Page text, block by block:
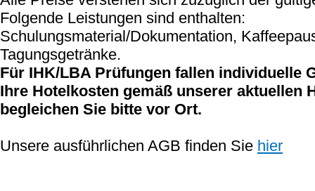
Folgende Leistungen sind enthalten:
Schulungsmaterial/Dokumentation,
Tagungsgetränke.
Für IHK/LBA Prüfungen fallen individuelle
Ihre Hotelkosten gemäß unserer aktuellen
begleichen Sie bitte vor Ort.
Unsere ausführlichen AGB finden Sie hier